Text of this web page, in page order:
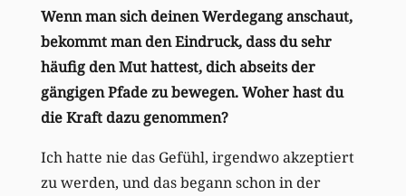
Wenn man sich deinen Werdegang anschaut,
bekommt man den Eindruck, dass du sehr
häufig den Mut hattest, dich abseits der
gängigen Pfade zu bewegen. Woher hast du
die Kraft dazu genommen?
Ich hatte nie das Gefühl, irgendwo akzeptiert
zu werden, und das begann schon in der